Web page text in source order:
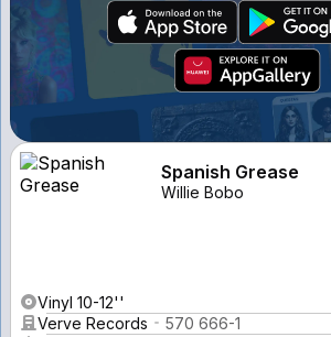
Spanish Grease
Willie Bobo
Vinyl 10-12''
Verve Records
570 666-1